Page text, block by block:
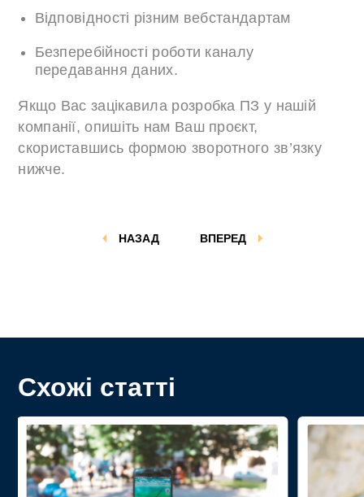
Відповідності різним вебстандартам
Безперебійності роботи каналу
передавання даних.
Якщо Вас зацікавила розробка ПЗ у нашій
компанії, опишіть нам Ваш проєкт,
скориставшись формою зворотного зв’язку
нижче.
ВПЕРЕД
НАЗАД
Схожі статті